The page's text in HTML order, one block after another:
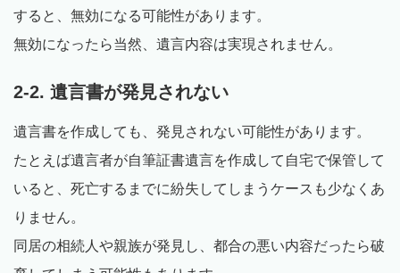
すると、無効になる可能性があります。
無効になったら当然、遺言内容は実現されません。
2-2. 遺言書が発見されない
遺言書を作成しても、発見されない可能性があります。
たとえば遺言者が自筆証書遺言を作成して自宅で保管して
いると、死亡するまでに紛失してしまうケースも少なくあ
りません。
同居の相続人や親族が発見し、都合の悪い内容だったら破